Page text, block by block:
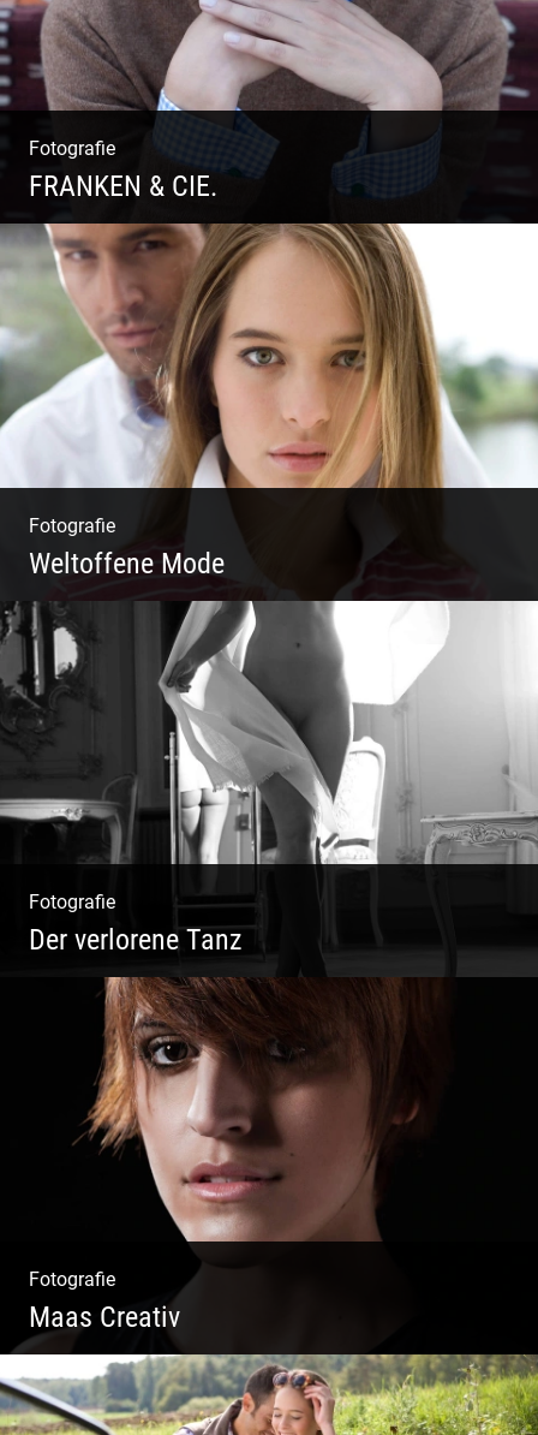
Fotografie
FRANKEN & CIE.
Katalog Shooting | Moderne Klassik |
Luxuriöse Mode | Country Style
Fotografie
Weltoffene Mode
Authentische Damenmode | Hochwertige
Materialien | Moderne Kollektionen |
Exklusive Bekleidung
Fotografie
Der verlorene Tanz
Bewegung im Fluss – sinnliche Aktfotografie
Fotografie
Maas Creativ
Wella Trendshows | Kreatives Styling |
Friseur Salon | Haar Trends